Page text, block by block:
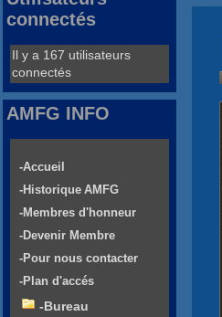
connectés
Il y a 167 utilisateurs
connectés
AMFG INFO
-Accueil
-Historique AMFG
-Membres d'honneur
-Devenir Membre
-Pour nous contacter
-Plan d'accés
-Bureau